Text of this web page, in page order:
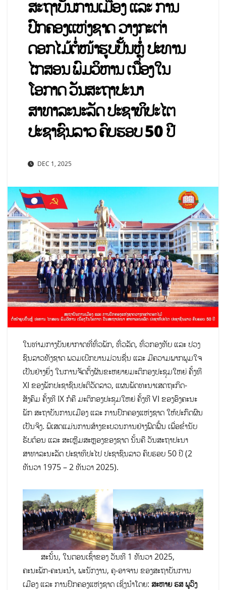
ສະຖາບັນການເມືອງ ແລະ ການ
ປົກຄອງແຫ່ງຊາດ ວາງກະຕ່າ
ດອກໄມ້ຕໍ່ໜ້າຮູບປັ້ນຫຼໍ່ ປະທານ
ໄກສອນ ພົມວິຫານ ເນື່ອງໃນ
ໂອກາດ ວັນສະຖາປະນາ
ສາທາລະນະລັດ ປະຊາທິປະໄຕ
ປະຊາຊົນລາວ ຄົບຮອບ 50 ປີ
DEC 1, 2025
ໃນທ່າມກາງບັນຍາກາດທີ່ທົ່ວພັກ, ທົ່ວລັດ, ທົ່ວກອງທັບ ແລະ ປວງ
ຊົນລາວທັງຊາດ ພວມເບີກບານມ່ວນຊື່ນ ແລະ ມີຄວາມພາກພູມໃຈ
ເປັນຢ່າງຍິ່ງ ໃນການຈັດຕັ້ງຜັນຂະຫຍາຍມະຕິກອງປະຊຸມໃຫຍ່ ຄັ້ງທີ
XI ຂອງພັກປະຊາຊົນປະຕິວັດລາວ, ແຜນພັດທະນາເສດຖະກິດ-
ສັງຄົມ ຄັ້ງທີ IX ກໍຄື ມະຕິກອງປະຊຸມໃຫຍ່ ຄັ້ງທີ VI ຂອງອົງຄະນະ
ພັກ ສະຖາບັນການເມືອງ ແລະ ການປົກຄອງແຫ່ງຊາດ ໃຫ້ປະກົດຜົນ
ເປັນຈິງ. ພິເສດແມ່ນການສ້າງຂະບວນການຢ່າງຟົດຟື້ນ ເພື່ອຂໍ່ານັບ
ຮັບຕ້ອນ ແລະ ສະເຫຼີມສະຫຼອງຂອງຊາດ ນັ້ນຄື ວັນສະຖາປະນາ
ສາທາລະນະລັດ ປະຊາທິປະໄປ ປະຊາຊົນລາວ ຄົບຮອບ 50 ປີ (2
ທັນວາ 1975 – 2 ທັນວາ 2025).
ສະນັ້ນ, ໃນຕອນເຊົ້າຂອງ ວັນທີ 1 ທັນວາ 2025,
ຄະນະພັກ-ຄະນະນຳ, ພະນັກງານ, ຄູ-ອາຈານ ຂອງສະຖາບັນການ
ເມືອງ ແລະ ການປົກຄອງແຫ່ງຊາດ ເຊິ່ງນຳໂດຍ: ສະຫາຍ ຮສ ພູວົງ